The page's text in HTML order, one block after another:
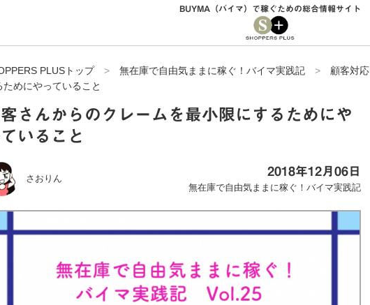
答えてみた
BUYMA（バイマ）で稼ぐための総合情報サイト
PLUSトップ> 無在庫で自由気ままに稼ぐ！バイマ実践記 > 顧客対応
ためにやっていること
さんからのクレームを最小限にするためにや
いること
さおりん
2018年12月06日
無在庫で自由気ままに稼ぐ！バイマ実践記